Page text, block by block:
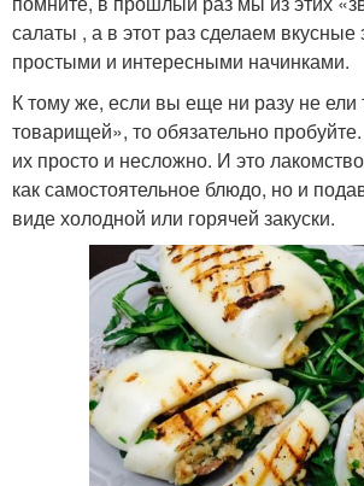
салаты , а в этот раз сделаем вкусные
простыми и интересными начинками.
К тому же, если вы еще ни разу не ели
товарищей», то обязательно
их просто и несложно. И это
как самостоятельное блюдо, но и
виде холодной или горячей закуски.